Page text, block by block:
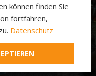
Via
können finden Sie
fortfahren,
Datenschutz